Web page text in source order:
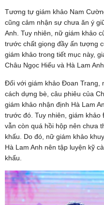
Tương tự giám khảo Nam
cũng cảm nhận sự chưa ăn ý
Anh. Tuy nhiên, nữ giám khảo
trước chất giọng đầy ấn tượng
giám khảo trong tiết mục này,
Châu Ngọc Hiếu và Hà Lam
Đối với giám khảo Đoan Trang,
cách dựng bè, câu phiêu của
giám khảo nhận định Hà Lam
trước đó. Tuy nhiên, giám
vẫn còn quá hồi hộp nên chưa
khấu. Do đó, nữ giám khảo
Hà Lam Anh nên tập luyện kỹ
khấu.